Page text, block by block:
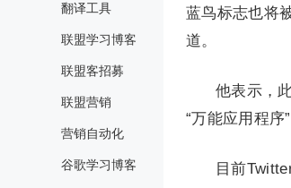
翻译工具
联盟学习博客
联盟客招募
联盟营销
营销自动化
谷歌学习博客
蓝鸟标志也将
道。
他表示，
“万能应用程序”
目前